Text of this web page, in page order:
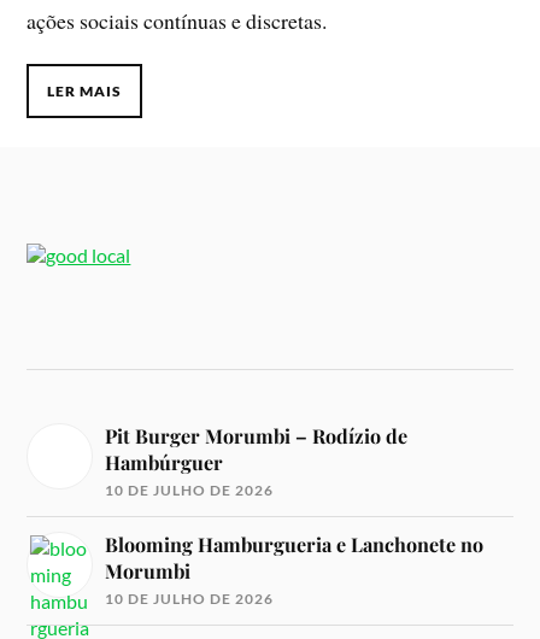
ações sociais contínuas e discretas.
LER MAIS
Pit Burger Morumbi – Rodízio de
Hambúrguer
10 DE JULHO DE 2026
Blooming Hamburgueria e Lanchonete no
Morumbi
10 DE JULHO DE 2026